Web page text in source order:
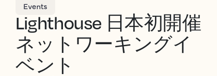
Events
Lighthouse 日本初開催
ネットワーキングイ
ベント